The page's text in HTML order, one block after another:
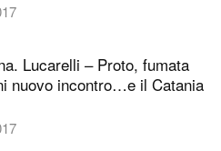
Lucarelli – Proto, fumata
nuovo incontro…e il Catania